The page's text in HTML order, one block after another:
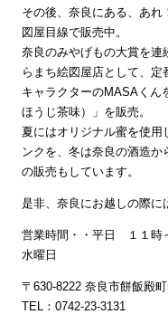
その後、奈良にある、あ
図屋目線で販売中。
奈良のみやげもの大賞を連
らまち絵図屋店として、
キャラクターのMASAくん
ほうじ茶味）」を販売。
夏にはオリジナル蜜を使用
ンクを、冬は奈良の酒造
の販売もしています。
是非、奈良にお越しの際
営業時間・・平日 １１時
水曜日
〒630-8222 奈良市餅飯殿
TEL：0742-23-3131